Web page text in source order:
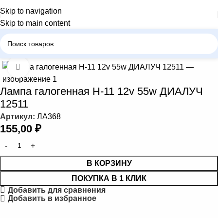
Skip to navigation
Skip to main content
лампы Лампа галогенная Н-8, Н-9, Н-11, Н-27
Нажмите, чтобы увеличить
Лампа галогенная Н-11 12v 55w ДИАЛУЧ
12511
Артикул: ЛА368
155,00 ₽
В КОРЗИНУ
ПОКУПКА В 1 КЛИК
Добавить для сравнения
Добавить в избранное